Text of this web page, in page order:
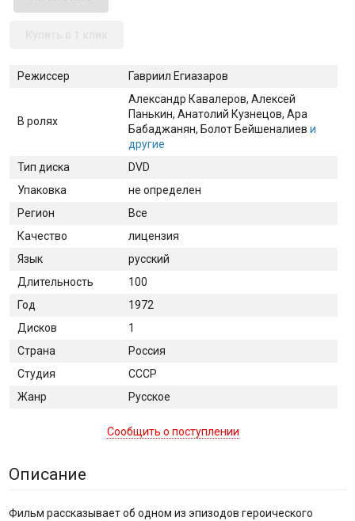
Режиссер Гавриил Егиазаров
В ролях
Александр Кавалеров, Алексей
Панькин, Анатолий Кузнецов, Ара
Бабаджанян, Болот Бейшеналиев и
другие
Тип диска
DVD
Упаковка
не определен
Регион
Все
Качество
лицензия
Язык
русский
Длительность
100
Год
1972
Дисков
1
Страна
Россия
Студия
СССР
Жанр
Русское
Сообщить о поступлении
Описание
Фильм рассказывает об одном из эпизодов героического